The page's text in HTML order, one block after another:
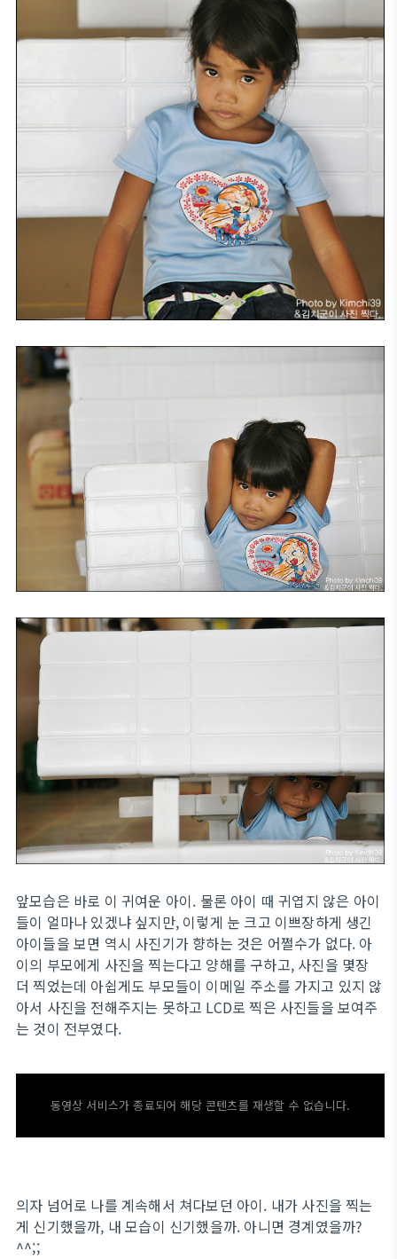
앞모습은 바로 이 귀여운 아이. 물론 아이 때 귀엽지 않은 아이
들이 얼마나 있겠냐 싶지만, 이렇게 눈 크고 이쁘장하게 생긴
아이들을 보면 역시 사진기가 향하는 것은 어쩔수가 없다. 아
이의 부모에게 사진을 찍는다고 양해를 구하고, 사진을 몇장
더 찍었는데 아쉽게도 부모들이 이메일 주소를 가지고 있지 않
아서 사진을 전해주지는 못하고 LCD로 찍은 사진들을 보여주
는 것이 전부였다.
동영상 서비스가 종료되어 해당 콘텐츠를 재생할 수 없습니다.
의자 넘어로 나를 계속해서 쳐다보던 아이. 내가 사진을 찍는
게 신기했을까, 내 모습이 신기했을까. 아니면 경계였을까?
^^;;